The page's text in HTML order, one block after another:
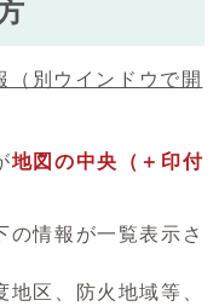
（別ウインドウで開
地図の中央（＋印付
の情報が一覧表示さ
区、防火地域等、